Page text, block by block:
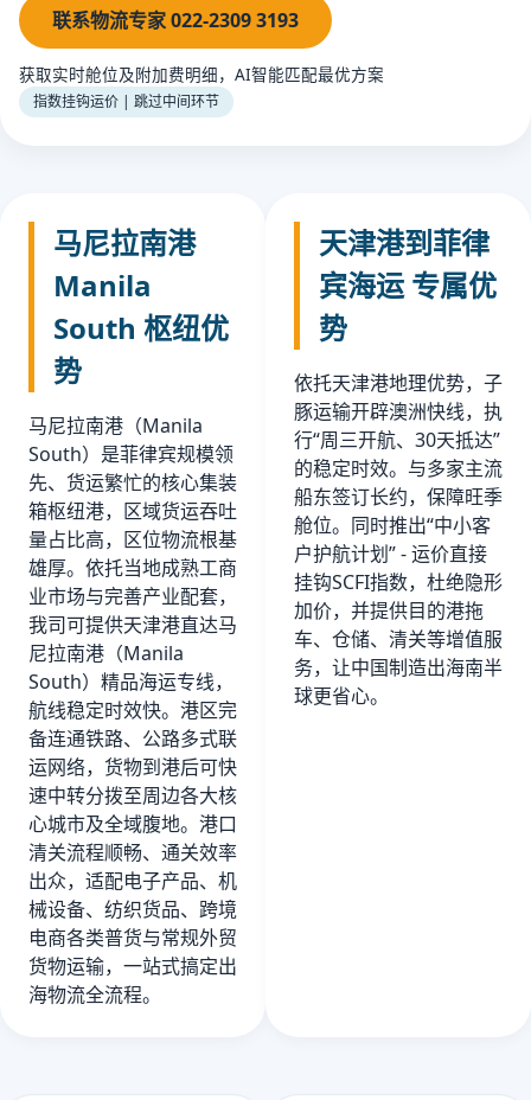
联系物流专家 022-2309 3193
获取实时舱位及附加费明细，AI智能匹配最优方案
指数挂钩运价 | 跳过中间环节
马尼拉南港
Manila
South 枢纽优
势
马尼拉南港（Manila
South）是菲律宾规模领
先、货运繁忙的核心集装
箱枢纽港，区域货运吞吐
量占比高，区位物流根基
雄厚。依托当地成熟工商
业市场与完善产业配套，
我司可提供天津港直达马
尼拉南港（Manila
South）精品海运专线，
航线稳定时效快。港区完
备连通铁路、公路多式联
运网络，货物到港后可快
速中转分拨至周边各大核
心城市及全域腹地。港口
清关流程顺畅、通关效率
出众，适配电子产品、机
械设备、纺织货品、跨境
电商各类普货与常规外贸
货物运输，一站式搞定出
海物流全流程。
天津港到菲律
宾海运 专属优
势
依托天津港地理优势，子
豚运输开辟澳洲快线，执
行“周三开航、30天抵达”
的稳定时效。与多家主流
船东签订长约，保障旺季
舱位。同时推出“中小客
户护航计划” - 运价直接
挂钩SCFI指数，杜绝隐形
加价，并提供目的港拖
车、仓储、清关等增值服
务，让中国制造出海南半
球更省心。